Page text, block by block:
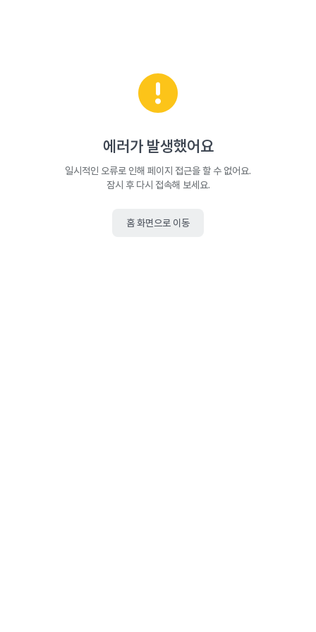
에러가 발생했어요
일시적인 오류로 인해 페이지 접근을 할 수 없어요.
잠시 후 다시 접속해 보세요.
홈 화면으로 이동